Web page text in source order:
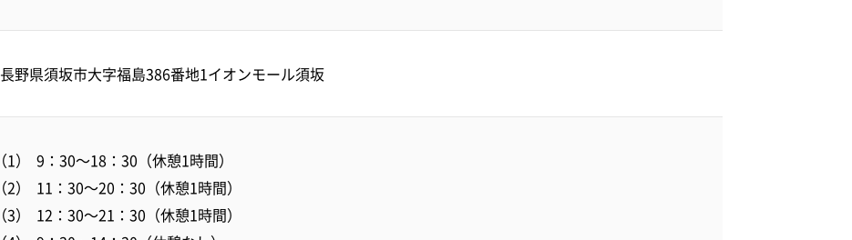
長野県須坂市大字福島386番地1イオンモール須坂
9：30～18：30（休憩1時間）
11：30～20：30（休憩1時間）
12：30～21：30（休憩1時間）